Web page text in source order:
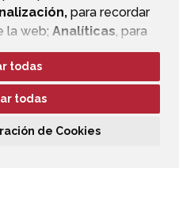
para recordar
la web; Analíticas, para
la web y sus servicios.
“Aceptar todas”
uso. Si pulsa el botón
las cookies técnicas
todas
todas
de Cookies